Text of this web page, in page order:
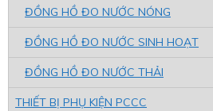
ĐỒNG HỒ ĐO NƯỚC NÓNG
ĐỒNG HỒ ĐO NƯỚC SINH HOẠT
ĐỒNG HỒ ĐO NƯỚC THẢI
THIẾT BỊ PHỤ KIỆN PCCC